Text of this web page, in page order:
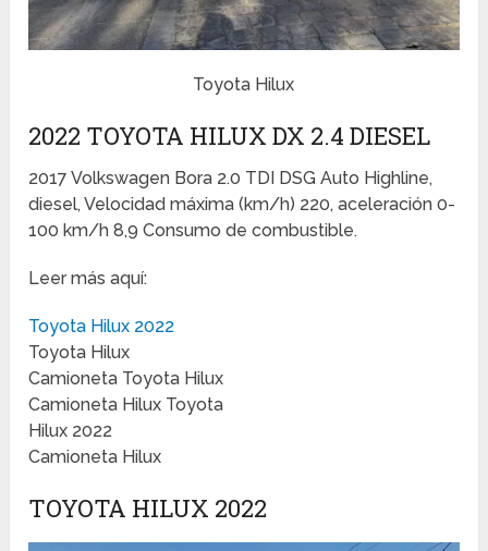
Toyota Hilux
2022 TOYOTA HILUX DX 2.4 DIESEL
2017 Volkswagen Bora 2.0 TDI DSG Auto Highline,
diesel, Velocidad máxima (km/h) 220, aceleración 0-
100 km/h 8,9 Consumo de combustible.
Leer más aquí:
Toyota Hilux 2022
Toyota Hilux
Camioneta Toyota Hilux
Camioneta Hilux Toyota
Hilux 2022
Camioneta Hilux
TOYOTA HILUX 2022